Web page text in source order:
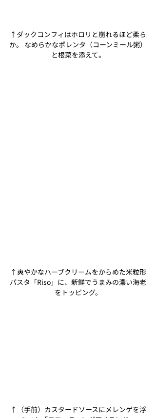
↑ダックコンフィはホロリと崩れるほど柔ら
か。 なめらかなポレンタ（コーンミール粥）
と根菜を添えて。
↑爽やかなハーブクリームをからめた米粒形
パスタ「Riso」に、新鮮でうまみの濃い海老
をトッピング。
↑（手前）カスタードソースにメレンゲを浮